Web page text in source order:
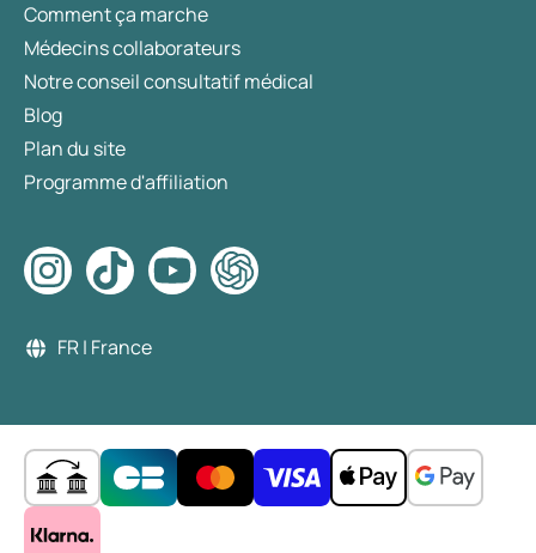
Comment ça marche
Médecins collaborateurs
Notre conseil consultatif médical
Blog
Plan du site
Programme d'affiliation
FR | France